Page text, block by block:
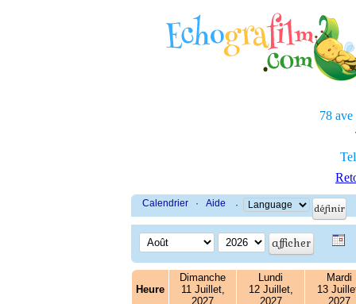
78 ave
Calendrier · Aide ·
Heure
Dimanche
11 Juillet,
2027
Lundi
12 Juillet,
2027
Mardi
13
2027